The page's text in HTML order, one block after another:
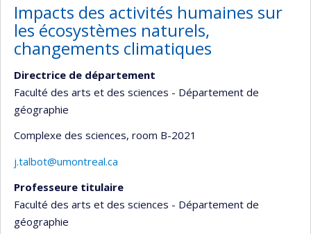
Impacts des activités humaines sur
les écosystèmes naturels,
changements climatiques
Directrice de département
Faculté des arts et des sciences - Département de
géographie
Complexe des sciences, room B-2021
j.talbot@umontreal.ca
Professeure titulaire
Faculté des arts et des sciences - Département de
géographie